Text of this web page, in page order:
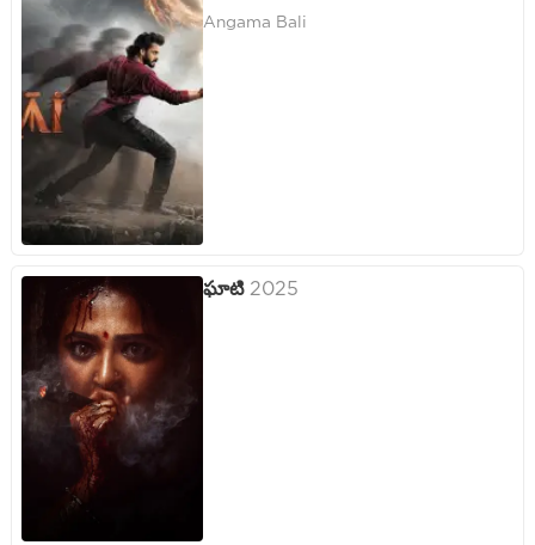
Angama Bali
ఘాటి 2025